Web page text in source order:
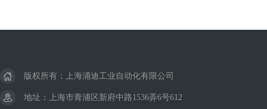
版权所有：上海涌迪工业自动化有限公司
地址：上海市青浦区新府中路1536弄6号612